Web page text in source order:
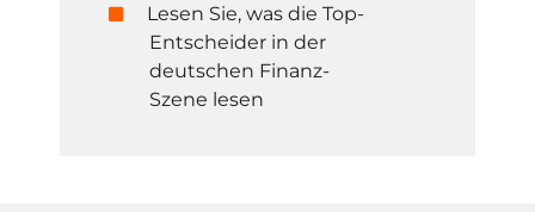
Lesen Sie, was die Top-
Entscheider in der
deutschen Finanz-
Szene lesen